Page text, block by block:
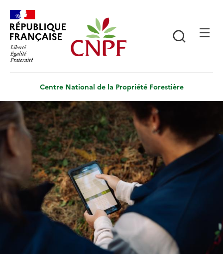
contenu
principal
Centre National de la Propriété Forestière